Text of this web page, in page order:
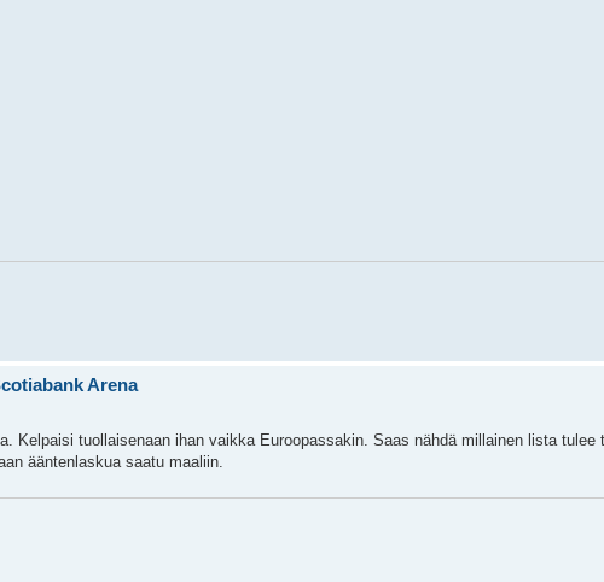
Arena
Kelpaisi tuollaisenaan ihan vaikka Euroopassakin. Saas nähdä millainen lista tulee
ääntenlaskua saatu maaliin.